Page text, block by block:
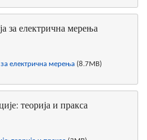
за електрична мерења
електрична мерења (8.7MB)
теорија и пракса